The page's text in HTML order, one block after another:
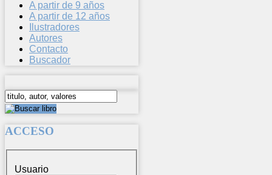
A partir de 9 años
A partir de 12 años
Ilustradores
Autores
Contacto
Buscador
ACCESO
Usuario